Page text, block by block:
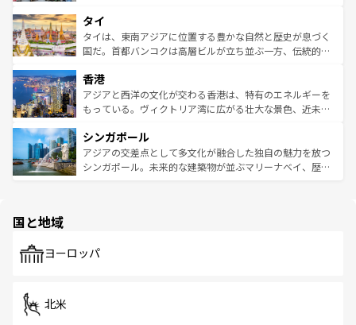
リティに包まれながら、韓国の多彩な魅力を心ゆくまで味
わってみてほしい。 なお、新着の韓国情報はコンテンツ一
覧を参照してほしい。
急速な発展と共に伝統が息づく。ハノイの古い町並みやホ
ーチミン市のフランス統治時代の建物も、独特の雰囲気を
醸し出している。また、バラエティの豊かさとおいしさで
とつ。フォーやバインミー、ベトナムコーヒーなどは、ぜ
ひ現地で味わいたい。どの地域を訪れてもあたたかい人々
が旅行者を迎えてくれるので、きっと忘れられない旅にな
参照してほしい。
タイ
タイは、東南アジアに位置する豊かな自然と歴史が息づく
国だ。首都バンコクは高層ビルが立ち並ぶ一方、伝統的な
の活気が交差している。北部ではチェンマイなどの山岳地
帯で自然と触れ合い、南部ではプーケットやクラビの美し
いビーチでリゾート気分を楽しむことができる。タイ料理
激する。気候は一年中温暖で、どの季節にも異なる楽しみ
が待っている。親しみやすいタイの人々、仏教を中心とし
た文化、そして多様な観光資源が、訪れる旅人を魅了し続
香港
アジアと西洋の文化が交わる香港は、特有のエネルギーを
もっている。ヴィクトリア湾に広がる壮大な景色、近未来
み、どこを訪れても感動するはず。観光スポットが密集し
ており、効率よく見どころを回れるのも魅力。息をのむよ
うな絶景から文化的な体験まで、香港を存分に楽しみ尽く
シンガポール
アジアの交差点として多文化が融合した独自の魅力を放つ
シンガポール。未来的な建築物が並ぶマリーナベイ、歴史
で、ホーカーズは地元の風情を楽しめる外せないスポット
国と地域
ヨーロッパ
北米